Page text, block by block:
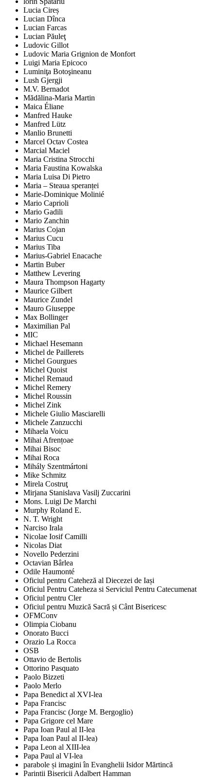
Lucia Cireș
Lucian Dînca
Lucian Farcas
Lucian Păuleţ
Ludovic Gillot
Ludovic Maria Grignion de Monfort
Luigi Maria Epicoco
Luminiţa Botoşineanu
Lush Gjergji
M.V. Bernadot
Mădălina-Maria Martin
Maica Éliane
Manfred Hauke
Manfred Lütz
Manlio Brunetti
Marcel Octav Costea
Marcial Maciel
Maria Cristina Strocchi
Maria Faustina Kowalska
Maria Luisa Di Pietro
Maria – Steaua speranței
Marie-Dominique Molinié
Mario Caprioli
Mario Gadili
Mario Zanchin
Marius Cojan
Marius Cucu
Marius Tiba
Marius-Gabriel Enacache
Martin Buber
Matthew Levering
Maura Thompson Hagarty
Maurice Gilbert
Maurice Zundel
Mauro Giuseppe
Max Bollinger
Maximilian Pal
MIC
Michael Hesemann
Michel de Paillerets
Michel Gourgues
Michel Quoist
Michel Remaud
Michel Remery
Michel Roussin
Michel Zink
Michele Giulio Masciarelli
Michele Zanzucchi
Mihaela Voicu
Mihai Afrențoae
Mihai Bisoc
Mihai Roca
Mihály Szentmártoni
Mike Schmitz
Mirela Costruţ
Mirjana Stanislava Vasilj Zuccarini
Mons. Luigi De Marchi
Murphy Roland E.
N. T. Wright
Narciso Irala
Nicolae Iosif Camilli
Nicolas Diat
Novello Pederzini
Octavian Bârlea
Odile Haumonté
Oficiul pentru Cateheză al Diecezei de Iași
Oficiul Pentru Cateheza si Serviciul Pentru Catecumenat
Oficiul pentru Cler
Oficiul pentru Muzică Sacră și Cânt Bisericesc
OFMConv
Olimpia Ciobanu
Onorato Bucci
Orazio La Rocca
OSB
Ottavio de Bertolis
Ottorino Pasquato
Paolo Bizzeti
Paolo Merlo
Papa Benedict al XVI-lea
Papa Francisc
Papa Francisc (Jorge M. Bergoglio)
Papa Grigore cel Mare
Papa Ioan Paul al II-lea
Papa Ioan Paul al II-lea)
Papa Leon al XIII-lea
Papa Paul al VI-lea
parabole și imagini în Evanghelii Isidor Mărtincă
Parintii Bisericii Adalbert Hamman